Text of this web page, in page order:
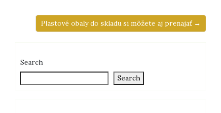
Plastové obaly do skladu si môžete aj prenajať →
Search
Search